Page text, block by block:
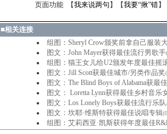
页面功能 【我来说两句 】【我要“揪”错】
■相关连接
组图：Sheryl Crow颁奖前拿自己服装
图文：John Mayer获得最佳流行男歌手
组图：猫王女儿给U2颁发年度最佳摇
图文：Jill Scott获最佳城市/另类作品奖
图文：The Blind Boys of Alabama获最
图文： Loretta Lynn获得最佳乡村音乐
图文：Los Lonely Boys获最佳流行乐
图文：坎耶·维斯特获得最佳说唱专辑
组图：艾莉西亚·凯斯获得年度最佳